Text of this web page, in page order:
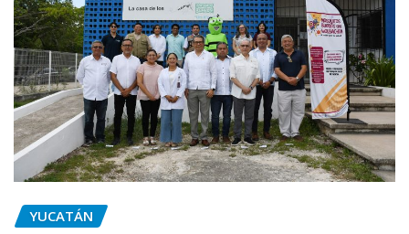
YUCATÁN